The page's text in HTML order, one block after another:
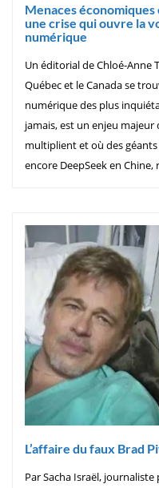
Menaces
une crise qui ouvre la
numérique
Un éditorial de Chloé-Anne
Québec et le Canada se
numérique des plus
jamais, est un enjeu
multiplient et où des
encore DeepSeek en
L’affaire du faux Brad
Par Sacha Israël, journaliste